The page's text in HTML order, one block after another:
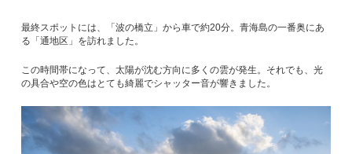
最終スポットには、「波の橋立」から車で約20分。青海島の一番奥にあ
る「通地区」を訪れました。
この時間帯になって、太陽が沈む方向に多くの雲が発生。それでも、光
の具合や空の色はとても綺麗でシャッター音が響きました。